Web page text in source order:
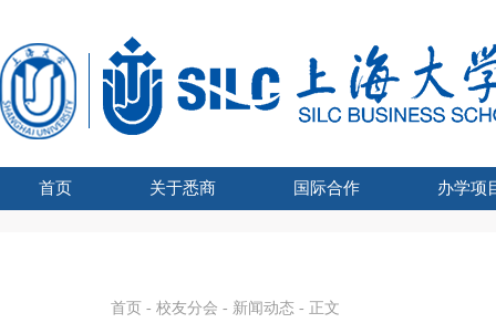
首页 关于悉商 国际合作 办学项
首页 - 校友分会 - 新闻动态 - 正文